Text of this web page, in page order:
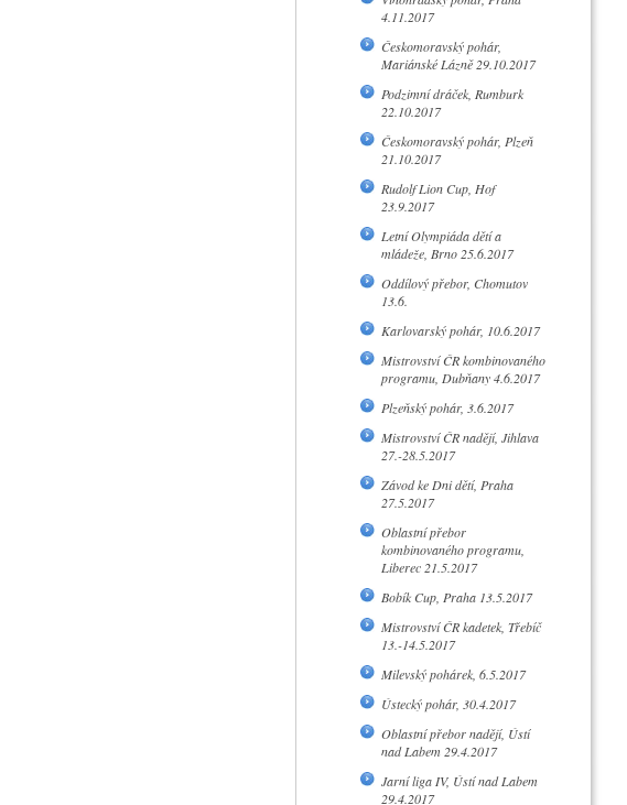
4.11.2017
Českomoravský pohár,
Mariánské Lázně 29.10.2017
Podzimní dráček, Rumburk
22.10.2017
Českomoravský pohár, Plzeň
21.10.2017
Rudolf Lion Cup, Hof
23.9.2017
Letní Olympiáda dětí a
mládeže, Brno 25.6.2017
Oddílový přebor, Chomutov
13.6.
Karlovarský pohár, 10.6.2017
Mistrovství ČR kombinovaného
programu, Dubňany 4.6.2017
Plzeňský pohár, 3.6.2017
Mistrovství ČR nadějí, Jihlava
27.-28.5.2017
Závod ke Dni dětí, Praha
27.5.2017
Oblastní přebor
kombinovaného programu,
Liberec 21.5.2017
Bobík Cup, Praha 13.5.2017
Mistrovství ČR kadetek, Třebíč
13.-14.5.2017
Milevský pohárek, 6.5.2017
Ústecký pohár, 30.4.2017
Oblastní přebor nadějí, Ústí
nad Labem 29.4.2017
Jarní liga IV, Ústí nad Labem
29.4.2017